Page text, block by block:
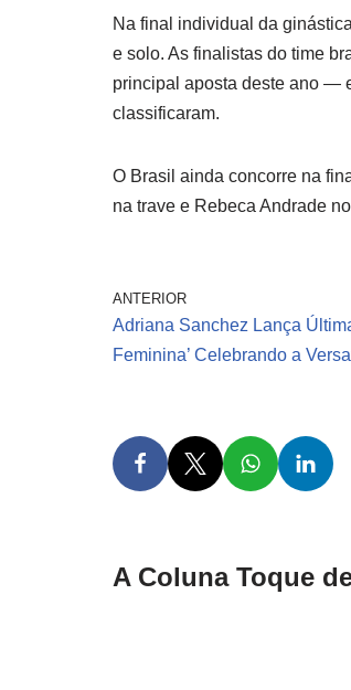
Na final individual da
e solo. As finalistas do time
principal aposta deste ano —
classificaram.
O Brasil ainda concorre na
na trave e Rebeca Andrade
ANTERIOR
Adriana Sanchez Lança
Feminina’ Celebrando a
A Coluna Toque